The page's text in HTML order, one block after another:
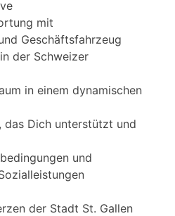
mit
Geschäftsfahrzeug
der Schweizer
in einem dynamischen
das Dich unterstützt und
und
der Stadt St. Gallen